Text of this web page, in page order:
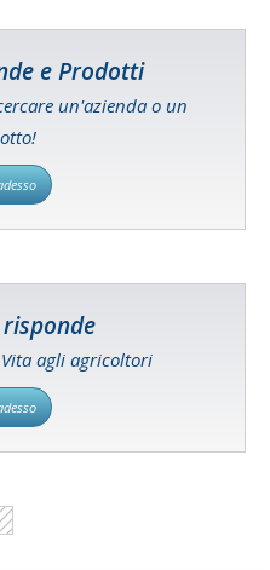
e Prodotti
un'azienda o un
agli agricoltori